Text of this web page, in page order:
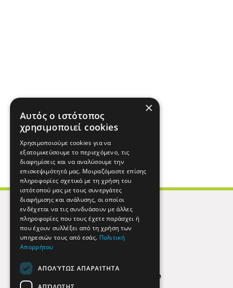
Find Here
×
Αυτός ο ιστότοπος
χρησιμοποιεί cookies
Χρησιμοποιούμε cookies για να
εξατομικεύσουμε το περιεχόμενο, τις
διαφημίσεις και να αναλύσουμε την
επισκεψιμότητά μας. Μοιραζόμαστε επίσης
πληροφορίες σχετικά με τη χρήση του
ιστότοπού μας με τους συνεργάτες
διαφήμισης και ανάλυσης, οι οποίοι
ενδέχεται να τις συνδυάσουν με άλλες
πληροφορίες που τους έχετε παράσχει ή
που έχουν συλλέξει από τη χρήση των
υπηρεσιών τους από εσάς. Πολιτική
Απορρήτου
ΑΠΟΛΎΤΩΣ ΑΠΑΡΑΊΤΗΤΑ